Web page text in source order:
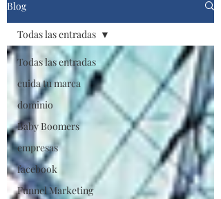
Blog
Todas las entradas
cuida tu marca
dominio
Baby Boomers
empresas
facebook
Funnel Marketing
Todas las entradas